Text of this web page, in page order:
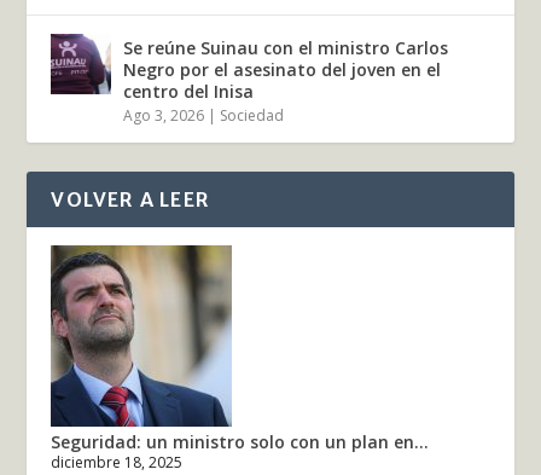
Se reúne Suinau con el ministro Carlos
Negro por el asesinato del joven en el
centro del Inisa
Ago 3, 2026 | Sociedad
VOLVER A LEER
Seguridad: un ministro solo con un plan en...
diciembre 18, 2025